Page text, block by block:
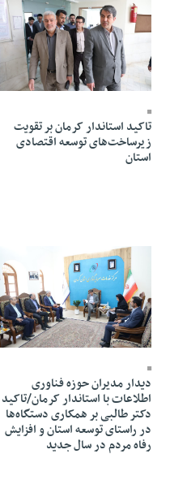
تاکید استاندار کرمان بر تقویت
زیرساخت‌های توسعه اقتصادی
استان
16 Farvardin 1405 - 17:19
دیدار مدیران حوزه فناوری
اطلاعات با استاندار کرمان/تاکید
دکتر طالبی بر همکاری دستگاه‌ها
در راستای توسعه استان و افزایش
رفاه مردم در سال جدید